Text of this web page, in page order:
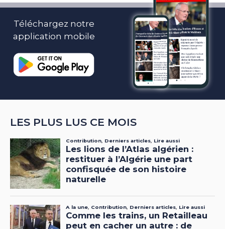
Téléchargez notre
application mobile
LES PLUS LUS CE MOIS